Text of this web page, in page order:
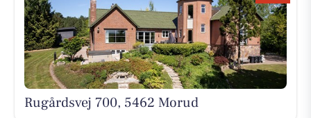
Rugårdsvej 700, 5462 Morud